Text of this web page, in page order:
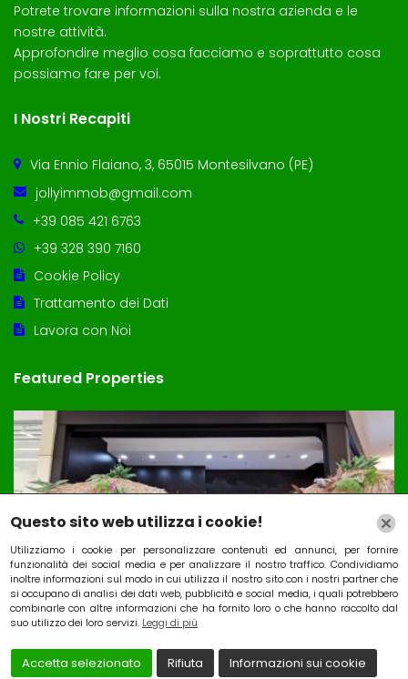
Potrete trovare informazioni sulla nostra azienda e le
nostre attività.
Approfondire meglio cosa facciamo e soprattutto cosa
possiamo fare per voi.
I Nostri Recapiti
Via Ennio Flaiano, 3, 65015 Montesilvano (PE)
jollyimmob@gmail.com
+39 085 421 6763
+39 328 390 7160
Cookie Policy
Trattamento dei Dati
Lavora con Noi
Featured Properties
Attivita’ Bar e tabacchi
Price on call
Questo sito web utilizza i cookie!
Utilizziamo i cookie per personalizzare contenuti ed annunci, per fornire
funzionalità dei social media e per analizzare il nostro traffico. Condividiamo
inoltre informazioni sul modo in cui utilizza il nostro sito con i nostri partner che
si occupano di analisi dei dati web, pubblicità e social media, i quali potrebbero
combinarle con altre informazioni che ha fornito loro o che hanno raccolto dal
suo utilizzo dei loro servizi. Leggi di più
Accetta selezionato Rifiuta Informazioni sui cookie